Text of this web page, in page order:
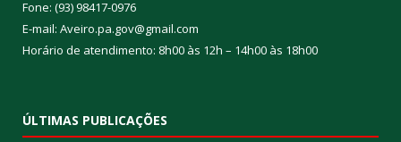
Fone: (93) 98417-0976
E-mail: Aveiro.pa.gov@gmail.com
Horário de atendimento: 8h00 às 12h – 14h00 às 18h00
ÚLTIMAS PUBLICAÇÕES